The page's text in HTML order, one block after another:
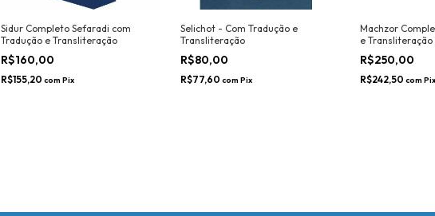
Sidur Completo Sefaradi com
Tradução e Transliteração
R$160,00
R$155,20 com Pix
Selichot - Com Tradução e
Transliteração
R$80,00
R$77,60 com Pix
Machzor
e Transliteração
R$250,00
R$242,50 com Pix